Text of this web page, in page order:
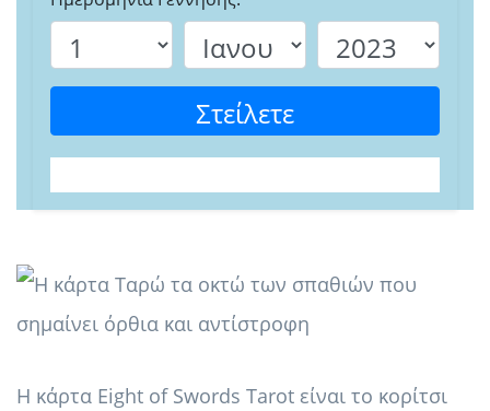
Στείλετε
Η κάρτα Eight of Swords Tarot είναι το κορίτσι